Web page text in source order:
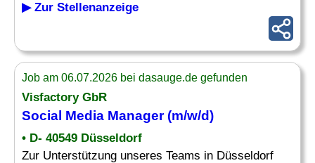
▶ Zur Stellenanzeige
Job am 06.07.2026 bei dasauge.de gefunden
Visfactory GbR
Social Media Manager(m/w/d)
• D- 40549 Düsseldorf
Zur Unterstützung unseres Teams in Düsseldorf